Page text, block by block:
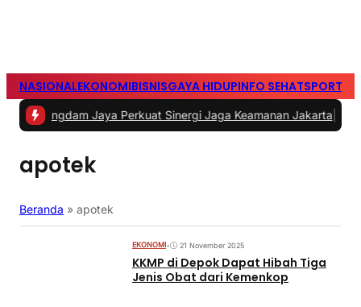
NASIONALEKONOMIBISNISGAYA HIDUPINFO SEHATSPORTS
Jaya Perkuat Sinergi Jaga Keamanan Jakarta|#2 -PLN
apotek
Beranda » apotek
EKONOMI• 21 November 2025
KKMP di Depok Dapat Hibah Tiga
Jenis Obat dari Kemenkop